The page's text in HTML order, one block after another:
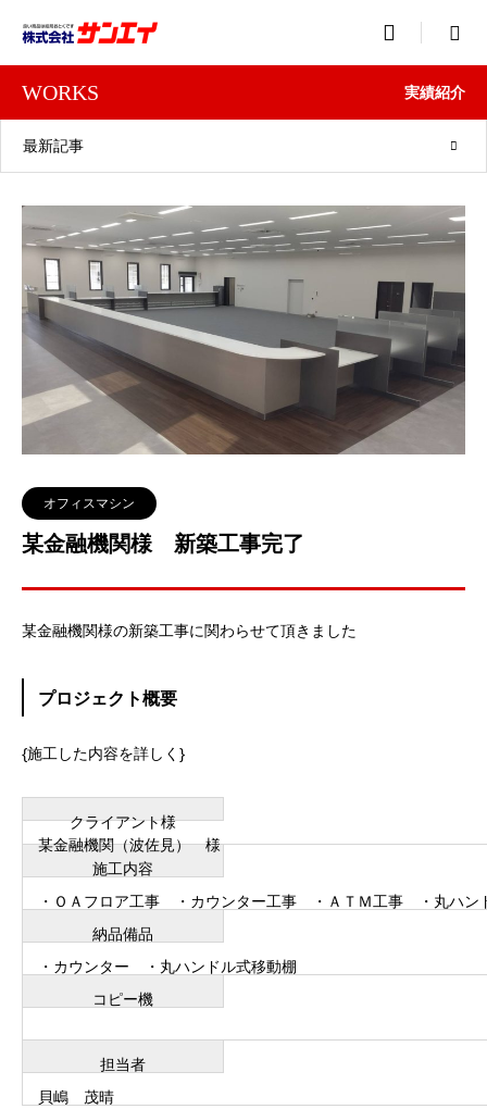

WORKS 実績紹介
最新記事
オフィスマシン
某金融機関様 新築工事完了
某金融機関様の新築工事に関わらせて頂きました
プロジェクト概要
{施工した内容を詳しく}
クライアント様
某金融機関（波佐見） 様
施工内容
・ＯＡフロア工事 ・カウンター工事 ・ＡＴＭ工事 ・丸ハン
納品備品
・カウンター ・丸ハンドル式移動棚
コピー機
担当者
貝嶋 茂晴